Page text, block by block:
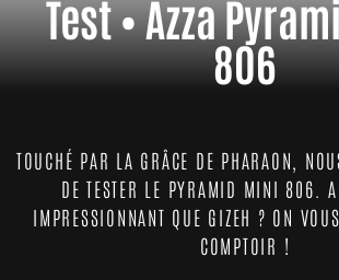
Test • Azza
806
TOUCHÉ PAR LA GRÂCE DE PHARAON,
DE TESTER LE PYRAMID MINI 806.
IMPRESSIONNANT QUE GIZEH ? ON
COMPTOIR !